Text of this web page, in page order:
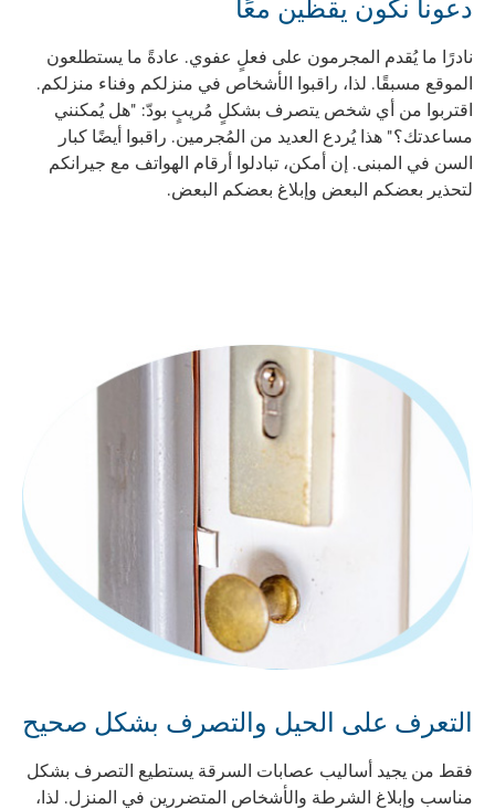
دعونا نكون يقظين معًا
نادرًا ما يُقدم المجرمون على فعلٍ عفوي. عادةً ما يستطلعون
الموقع مسبقًا. لذا، راقبوا الأشخاص في منزلكم وفناء منزلكم.
اقتربوا من أي شخص يتصرف بشكلٍ مُريبٍ بودّ: "هل يُمكنني
مساعدتك؟" هذا يُردع العديد من المُجرمين. راقبوا أيضًا كبار
السن في المبنى. إن أمكن، تبادلوا أرقام الهواتف مع جيرانكم
لتحذير بعضكم البعض وإبلاغ بعضكم البعض.
التعرف على الحيل والتصرف بشكل صحيح
فقط من يجيد أساليب عصابات السرقة يستطيع التصرف بشكل
مناسب وإبلاغ الشرطة والأشخاص المتضررين في المنزل. لذا،